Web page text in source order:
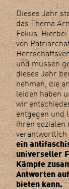
Dieses Jahr
das Thema
Fokus.
von
und müssen
dieses Jahr
nehmen, die
leiden haben
wir
entgegen und
ihren sozialen
verantwortlich
ein
universeller
Kämpfe
Antworten
bieten kann.